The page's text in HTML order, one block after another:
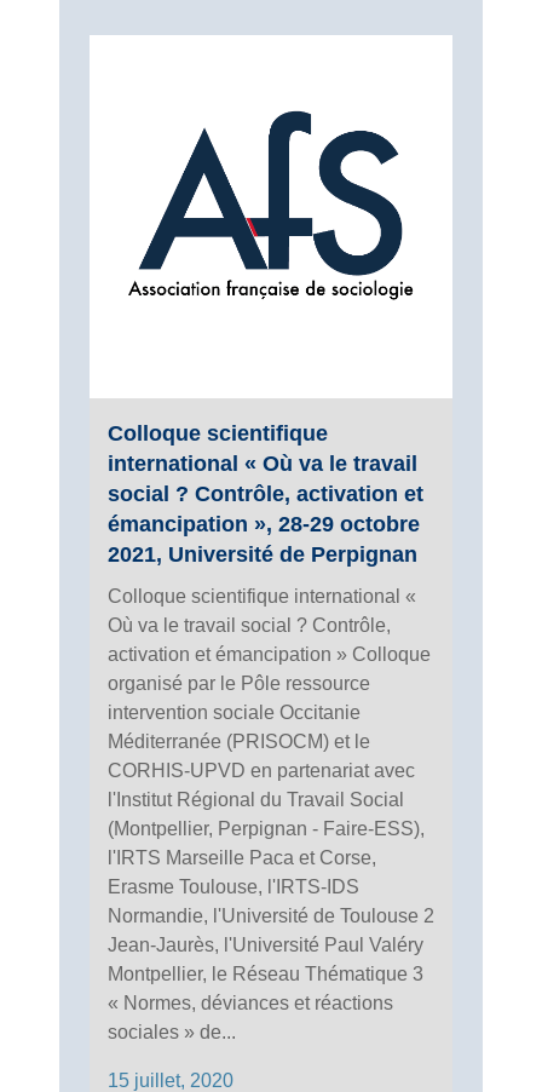
Colloque scientifique
international « Où va le travail
social ? Contrôle, activation et
émancipation », 28-29 octobre
2021, Université de Perpignan
Colloque scientifique international «
Où va le travail social ? Contrôle,
activation et émancipation » Colloque
organisé par le Pôle ressource
intervention sociale Occitanie
Méditerranée (PRISOCM) et le
CORHIS-UPVD en partenariat avec
l'Institut Régional du Travail Social
(Montpellier, Perpignan - Faire-ESS),
l'IRTS Marseille Paca et Corse,
Erasme Toulouse, l'IRTS-IDS
Normandie, l'Université de Toulouse 2
Jean-Jaurès, l'Université Paul Valéry
Montpellier, le Réseau Thématique 3
« Normes, déviances et réactions
sociales » de...
15 juillet, 2020